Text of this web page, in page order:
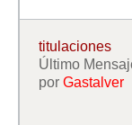
titulaciones
Último
por Gastalver